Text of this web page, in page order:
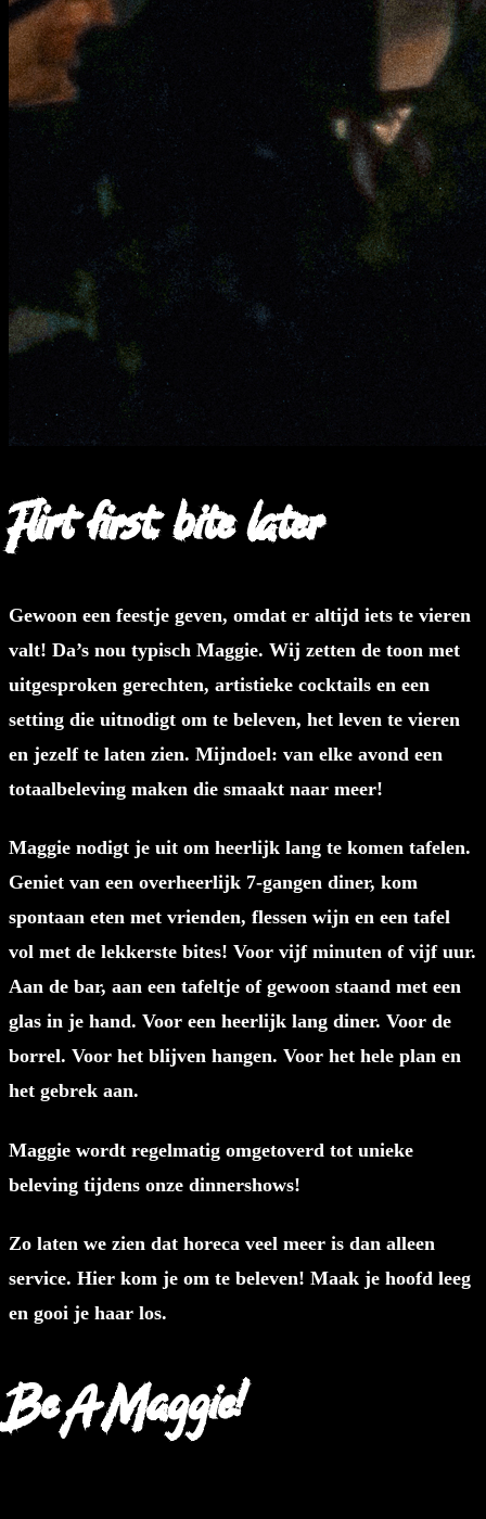
Flirt first, bite later
Gewoon een feestje geven, omdat er altijd iets te vieren
valt! Da’s nou typisch Maggie. Wij zetten de toon met
uitgesproken gerechten, artistieke cocktails en een
setting die uitnodigt om te beleven, het leven te vieren
en jezelf te laten zien. Mijndoel: van elke avond een
totaalbeleving maken die smaakt naar meer!
Maggie nodigt je uit om heerlijk lang te komen tafelen.
Geniet van een overheerlijk 7-gangen diner, kom
spontaan eten met vrienden, flessen wijn en een tafel
vol met de lekkerste bites! Voor vijf minuten of vijf uur.
Aan de bar, aan een tafeltje of gewoon staand met een
glas in je hand. Voor een heerlijk lang diner. Voor de
borrel. Voor het blijven hangen. Voor het hele plan en
het gebrek aan.
Maggie wordt regelmatig omgetoverd tot unieke
beleving tijdens onze dinnershows!
Zo laten we zien dat horeca veel meer is dan alleen
service. Hier kom je om te beleven! Maak je hoofd leeg
en gooi je haar los.
Be A Maggie!